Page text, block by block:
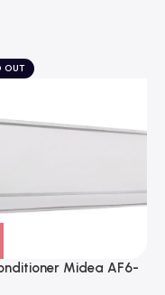
OUT
Midea AF6-